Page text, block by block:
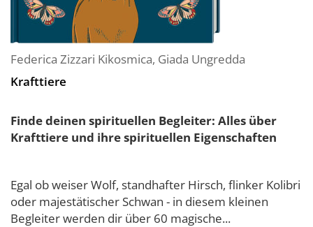
Federica Zizzari Kikosmica, Giada Ungredda
Krafttiere
Finde deinen spirituellen Begleiter: Alles über
Krafttiere und ihre spirituellen Eigenschaften
Egal ob weiser Wolf, standhafter Hirsch, flinker Kolibri
oder majestätischer Schwan - in diesem kleinen
Begleiter werden dir über 60 magische...